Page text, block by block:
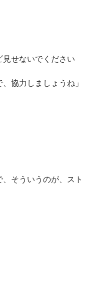
せないでください
協力しましょうね」
そういうのが、スト